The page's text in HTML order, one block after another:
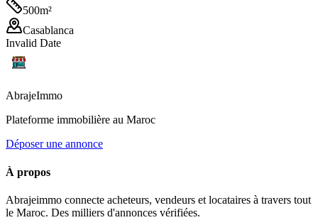
500m²
Casablanca
Invalid Date
AbrajeImmo
Plateforme immobilière au Maroc
Déposer une annonce
À propos
Abrajeimmo connecte acheteurs, vendeurs et locataires à travers tout
le Maroc. Des milliers d'annonces vérifiées.